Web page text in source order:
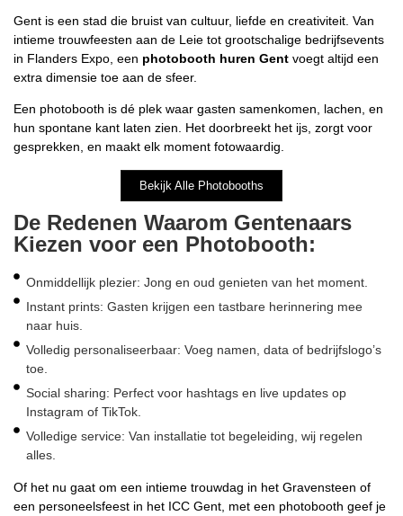
Gent is een stad die bruist van cultuur, liefde en creativiteit. Van
intieme trouwfeesten aan de Leie tot grootschalige bedrijfsevents
in Flanders Expo, een photobooth huren Gent voegt altijd een
extra dimensie toe aan de sfeer.
Een photobooth is dé plek waar gasten samenkomen, lachen, en
hun spontane kant laten zien. Het doorbreekt het ijs, zorgt voor
gesprekken, en maakt elk moment fotowaardig.
Bekijk Alle Photobooths
De Redenen Waarom Gentenaars
Kiezen voor een Photobooth:
Onmiddellijk plezier: Jong en oud genieten van het moment.
Instant prints: Gasten krijgen een tastbare herinnering mee
naar huis.
Volledig personaliseerbaar: Voeg namen, data of bedrijfslogo’s
toe.
Social sharing: Perfect voor hashtags en live updates op
Instagram of TikTok.
Volledige service: Van installatie tot begeleiding, wij regelen
alles.
Of het nu gaat om een intieme trouwdag in het Gravensteen of
een personeelsfeest in het ICC Gent, met een photobooth geef je